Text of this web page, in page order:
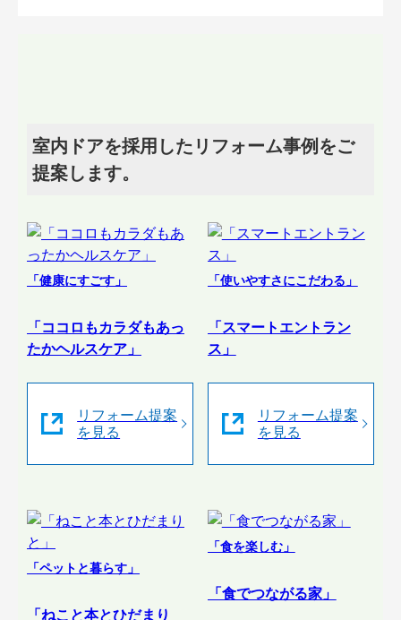
室内ドアを採用したリフォーム事例をご
提案します。
「健康にすごす」
「ココロもカラダもあっ
たかヘルスケア」
リフォーム提案
を見る
「使いやすさにこだわる」
「スマートエントラン
ス」
リフォーム提案
を見る
「ペットと暮らす」
「ねこと本とひだまり
「食を楽しむ」
「食でつながる家」